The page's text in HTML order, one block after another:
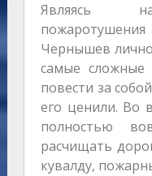
Являясь
Чернышев
самые сложные
повести за
его ценили. Во
полностью
расчищать
кувалду,